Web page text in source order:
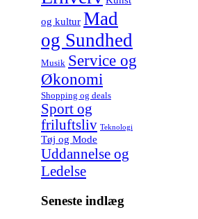
og kultur Mad
og Sundhed
Musik Service og
Økonomi
Shopping og deals
Sport og
friluftsliv Teknologi
Tøj og Mode
Uddannelse og
Ledelse
Seneste indlæg